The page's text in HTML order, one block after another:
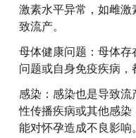
激素水平异常，如雌激
致流产。
母体健康问题：母体
问题或自身免疫疾病，
感染：感染也是导致
性传播疾病或其他感
能对怀孕造成不良影响